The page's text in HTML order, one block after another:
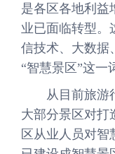
是各区各地利益
业已面临转型。
信技术、大数据
“智慧景区”这一
从目前旅游行
大部分景区对打
区从业人员对智